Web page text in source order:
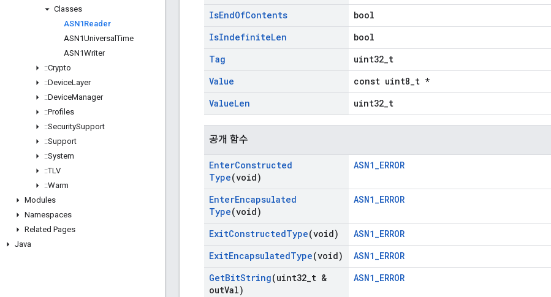
Classes
ASN1Reader
ASN1UniversalTime
ASN1Writer
::Crypto
::DeviceLayer
::DeviceManager
::Profiles
::SecuritySupport
::Support
::System
::TLV
::Warm
Modules
Namespaces
Related Pages
Java
IsEndOfContents
bool
IsIndefiniteLen
bool
Tag
uint32_t
Value
const uint8_t *
ValueLen uint32_t
공개 함수
EnterConstructed
Type(void)
ASN1_ERROR
EnterEncapsulated
Type(void)
ASN1_ERROR
ExitConstructedType(void)
ASN1_ERROR
ExitEncapsulatedType(void)
ASN1_ERROR
GetBitString(uint32 t &
outVal)
ASN1_ERROR